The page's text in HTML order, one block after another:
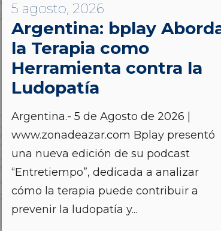
5 agosto, 2026
Argentina: bplay
la Terapia como
Herramienta contra la
Ludopatía
Argentina.- 5 de Agosto de 2026 |
www.zonadeazar.com Bplay presentó
una nueva edición de su podcast
“Entretiempo”, dedicada a analizar
cómo la terapia puede contribuir a
prevenir la ludopatía y...